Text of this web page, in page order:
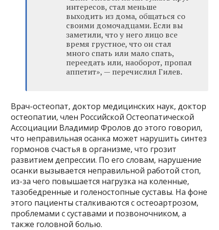
интересов, стал меньше
выходить из дома, общаться со
своими домочадцами. Если вы
заметили, что у него лицо все
время грустное, что он стал
много спать или мало спать,
переедать или, наоборот, пропал
аппетит», — перечислил Гилев.
Врач-остеопат, доктор медицинских наук, доктор
остеопатии, член Российской Остеопатической
Ассоциации Владимир Фролов до этого говорил,
что неправильная осанка может нарушить синтез
гормонов счастья в организме, что грозит
развитием депрессии. По его словам, нарушение
осанки вызывается неправильной работой стоп,
из-за чего повышается нагрузка на коленные,
тазобедренные и голеностопные суставы. На фоне
этого пациенты сталкиваются с остеоартрозом,
проблемами с суставами и позвоночником, а
также головной болью.